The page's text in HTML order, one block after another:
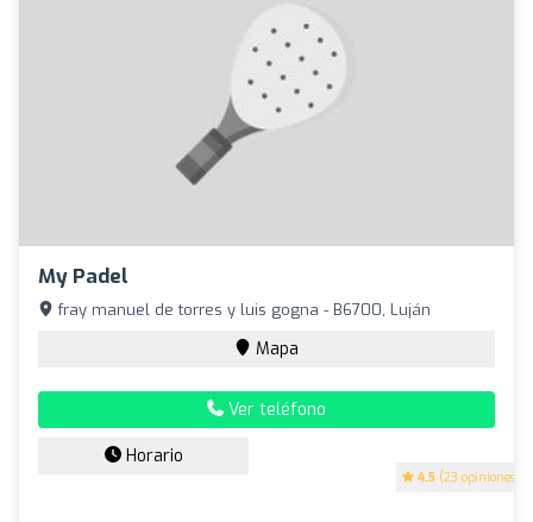
My Padel
4.5 (23 opiniones)
fray manuel de torres y luis gogna - B6700, Luján
Mapa
Ver teléfono
Horario